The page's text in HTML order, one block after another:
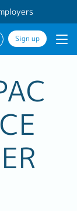
Sign up